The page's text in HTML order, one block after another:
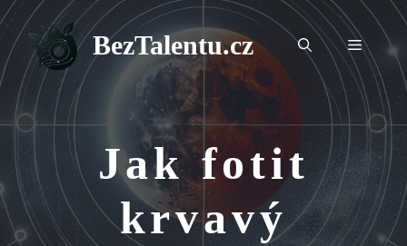
Přeskočit
obsah
BezTalentu.cz Menu
Jak fotit
krvavý